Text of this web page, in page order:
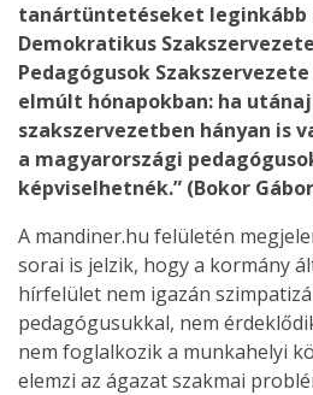
tanártüntetéseket leginkább
Demokratikus Szakszervezete
Pedagógusok Szakszervezete
elmúlt hónapokban: ha
szakszervezetben hányan is
a magyarországi
képviselhetnék.” (Bokor
A mandiner.hu felületén
sorai is jelzik, hogy a kormány
hírfelület nem igazán
pedagógusukkal, nem
nem foglalkozik a munkahelyi
elemzi az ágazat szakmai